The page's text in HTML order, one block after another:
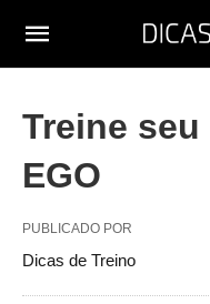
Treine
EGO
PUBLICADO POR
Dicas de Treino